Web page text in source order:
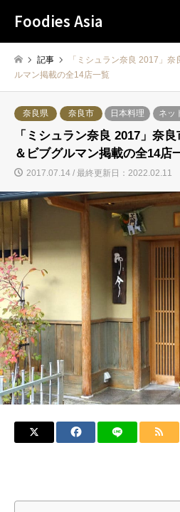
Foodies Asia
記事
「ミシュラン奈良 2017」
ルマン掲載の全14店一覧
奈良県 奈良市 日本料理 ネッ
「ミシュラン奈良 2017」奈
＆ビブグルマン掲載の全14店
2017.07.14 / 最終更新日：2022.02.11